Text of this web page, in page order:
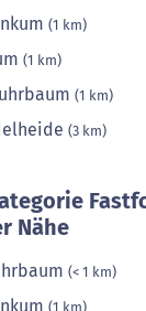
(1 km)
(1 km)
(1 km)
(3 km)
Nähe
(< 1 km)
(1 km)